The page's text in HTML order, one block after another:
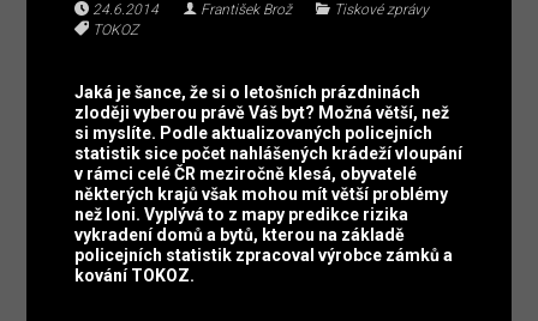
24.6.2014 František Brož
Tiskové zprávy
TOKOZ
Jaká je šance, že si o letošních prázdninách
zloději vyberou právě Váš byt? Možná větší, než
si myslíte. Podle aktualizovaných policejních
statistik sice počet nahlášených krádeží vloupání
v rámci celé ČR meziročně klesá, obyvatelé
některých krajů však mohou mít větší problémy
než loni. Vyplývá to z mapy predikce rizika
vykradení domů a bytů, kterou na základě
policejních statistik zpracoval výrobce zámků a
kování TOKOZ.